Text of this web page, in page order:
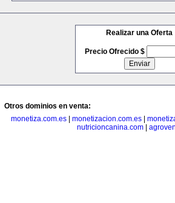
Realizar una Oferta
Precio Ofrecido $
Otros dominios en venta:
monetiza.com.es| monetizacion.com.es|
nutricioncanina.com